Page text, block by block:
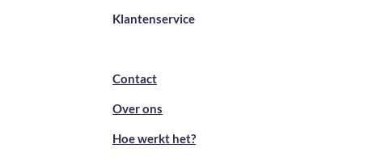
Klantenservice
Contact
Over ons
Hoe werkt het?